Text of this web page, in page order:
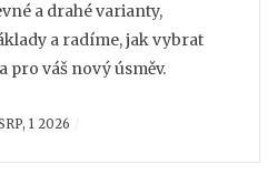
a drahé varianty,
a radíme, jak vybrat
váš nový úsměv.
1 2026